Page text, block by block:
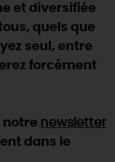
au fil de l'eau"
et diversifiée
quels que
seul, entre
forcément
notre newsletter
dans le